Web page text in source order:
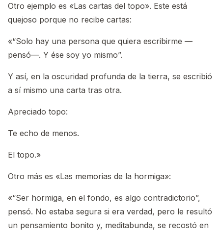
Otro ejemplo es «Las cartas del topo». Este está
quejoso porque no recibe cartas:
«“Solo hay una persona que quiera escribirme —
pensó—. Y ése soy yo mismo”.
Y así, en la oscuridad profunda de la tierra, se escribió
a sí mismo una carta tras otra.
Apreciado topo:
Te echo de menos.
El topo.»
Otro más es «Las memorias de la hormiga»:
«“Ser hormiga, en el fondo, es algo contradictorio”,
pensó. No estaba segura si era verdad, pero le resultó
un pensamiento bonito y, meditabunda, se recostó en